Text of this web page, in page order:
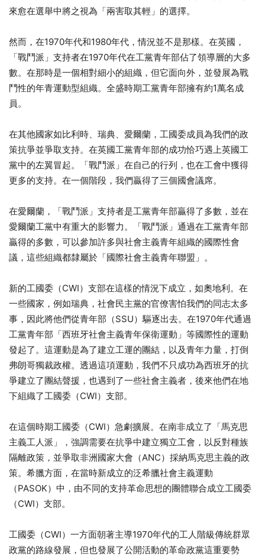
來愈在選舉中將之視為「兩害取其輕」的選擇。
然而，在1970年代和1980年代，情況並不是那樣。在英國，
「戰鬥派」支持者在1970年代在工黨青年部佔了領導層的大多
數。在那時是一個相對細小的組織，但它面向外，並發展為戰
鬥性的年青運動型組織。全盛時期工黨青年部擁有約1萬名成
員。
在其他國家如比利時、瑞典、愛爾蘭，工國委成員為我們的政
策抗爭並爭取支持。在英國工黨青年部的成功恰巧遇上英國工
黨中的左翼冒起。「戰鬥派」在自己的行列，也在工會中獲得
更多的支持。在一個階段，我們贏得了三個國會議席。
在愛爾蘭，「戰鬥派」支持者是工黨青年部贏得了多數，並在
愛爾蘭工黨中有重大的影響力。「戰鬥派」通過在工黨青年部
贏得的多數，可以參加許多與社會主義青年組織的國際性會
議，這些組織都隸屬於「國際社會主義青年聯盟」。
新的工國委（CWI）支部在這樣的情況下成立，如奧地利。在
一些國家，例如瑞典，社會民主黨的官僚害怕我們的同志太多
事，因此將他們從青年部（SSU）驅逐出去。在1970年代通過
工黨青年部「西班牙社會主義青年保衛運動」等國際性的運動
發起了。這運動是為了建立工運的團結，以及青年力量，打倒
弗朗哥獨裁政權。透過這項運動，我們不只成功為西班牙的抗
爭建立了團結聲援，也遇到了一些社會主義者，後來他們在地
下組織了工國委（CWI）支部。
在這個時期工國委（CWI）急劇擴展。在南非成立了「馬克思
主義工人派」，強調需要在抗爭中建立獨立工會，以反對種族
隔離政策，並爭取非洲國家大會（ANC）採納馬克思主義的政
策。希臘方面，在當時新成立的泛希臘社會主義運動
（PASOK）中，由不同的支持革命思想的團體聯合成立工國委
（CWI）支部。
工國委（CWI）一方面朝著主導1970年代的工人階級傳統群眾
政黨的路線發展，但也發展了公開活動的革命政黨這重要勢